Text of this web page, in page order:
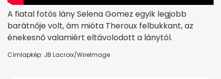
A fiatal fotós lány Selena Gomez egyik legjobb
barátnője volt, ám mióta Theroux felbukkant, az
énekesnő valamiért eltávolodott a lánytól.
Címlapkép: JB Lacroix/WireImage